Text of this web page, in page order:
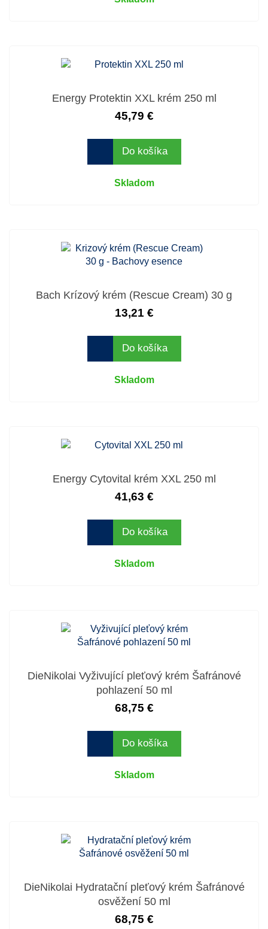
Energy Protektin XXL krém 250 ml
45,79 €
Do košíka
Skladom
Bach Krízový krém (Rescue Cream) 30 g
13,21 €
Do košíka
Skladom
Energy Cytovital krém XXL 250 ml
41,63 €
Do košíka
Skladom
DieNikolai Vyživující pleťový krém Šafránové
pohlazení 50 ml
68,75 €
Do košíka
Skladom
DieNikolai Hydratační pleťový krém Šafránové
osvěžení 50 ml
68,75 €